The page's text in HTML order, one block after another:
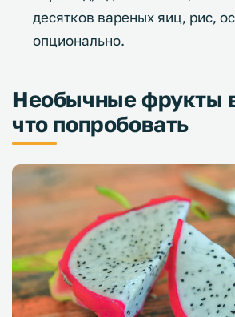
десятков вареных яиц, рис,
опционально.
Необычные фрукты
что попробовать